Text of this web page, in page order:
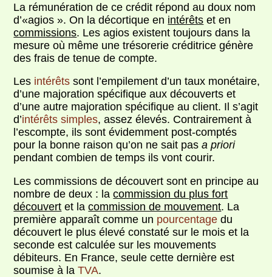
La rémunération de ce crédit répond au doux nom
d’«agios ». On la décortique en intérêts et en
commissions. Les agios existent toujours dans la
mesure où même une trésorerie créditrice génère
des frais de tenue de compte.
Les intérêts sont l’empilement d’un taux monétaire,
d’une majoration spécifique aux découverts et
d’une autre majoration spécifique au client. Il s’agit
d’intérêts simples, assez élevés. Contrairement à
l’escompte, ils sont évidemment post-comptés
pour la bonne raison qu’on ne sait pasa priori
pendant combien de temps ils vont courir.
Les commissions de découvert sont en principe au
nombre de deux : lacommission du plus fort
découvert et lacommission de mouvement. La
première apparaît comme un pourcentage du
découvert le plus élevé constaté sur le mois et la
seconde est calculée sur les mouvements
débiteurs. En France, seule cette dernière est
soumise à laTVA.